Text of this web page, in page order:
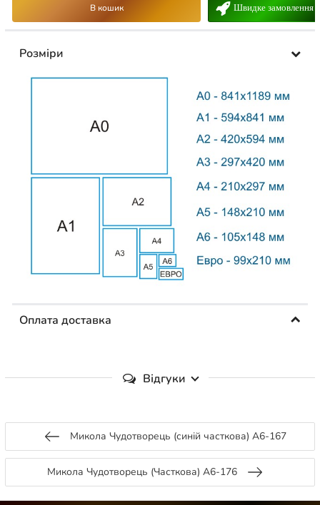
В кошик Швидке замовлення
Розміри
Оплата доставка
Відгуки
Микола Чудотворець (синій часткова) А6-167
Микола Чудотворець (Часткова) А6-176